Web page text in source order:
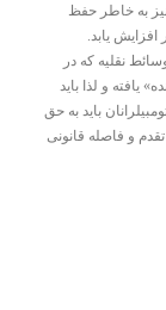
به خاطر حفظ
یابد.
دوچرخه در عداد وسائط نقلیه که در
یافته و لذا باید
باید به حق
و فاصله قانونی